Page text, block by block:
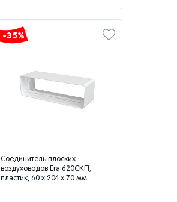
-35%
Соединитель плоских
воздуховодов Era 620СКП,
пластик, 60 x 204 x 70 мм